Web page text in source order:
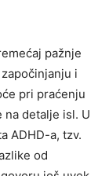
pažnje
i
pri praćenju
detalje isl. U
ADHD-a, tzv.
od